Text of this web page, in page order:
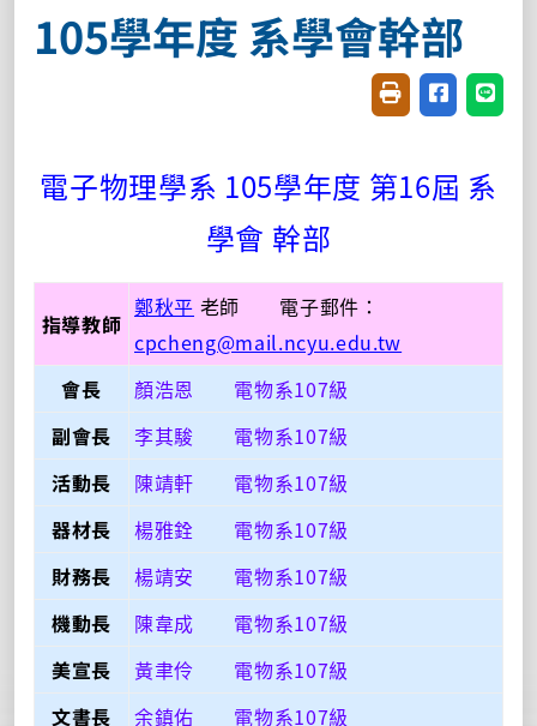
105學年度 系學會幹部
友善列印(開新視
分享至臉書
分享
電子物理學系 105學年度 第16屆 系
學會 幹部
指導教師
鄭秋平 老師 電子郵件：
cpcheng@mail.ncyu.edu.tw
會長
顏浩恩 電物系107級
副會長
李其駿 電物系107級
活動長
陳靖軒 電物系107級
器材長
楊雅銓 電物系107級
財務長
楊靖安 電物系107級
機動長
陳韋成 電物系107級
美宣長
黃聿伶 電物系107級
文書長
余鎮佑 電物系107級